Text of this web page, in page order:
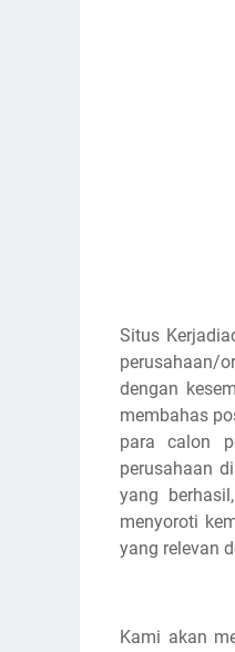
Situs
perusahaan/
dengan
membahas
para calon
perusahaan
yang
menyoroti
yang relevan
Kami akan